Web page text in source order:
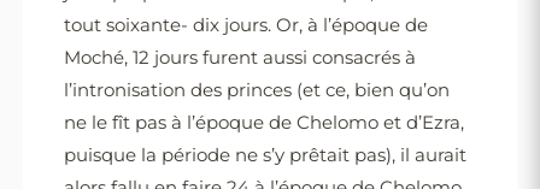
tout soixante- dix jours. Or, à l’époque de
Moché, 12 jours furent aussi consacrés à
l’intronisation des princes (et ce, bien qu’on
ne le fît pas à l’époque de Chelomo et d’Ezra,
puisque la période ne s’y prêtait pas), il aurait